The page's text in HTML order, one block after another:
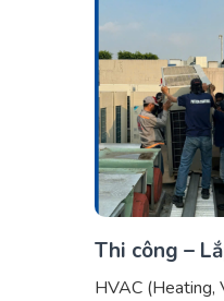
Thi công –
HVAC (Heating,